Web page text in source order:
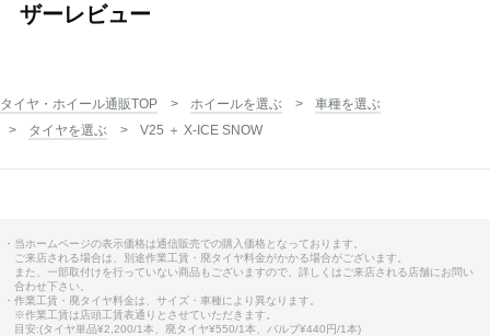
ザーレビュー
タイヤ・ホイール通販TOP ホイールを選ぶ
車種を選ぶ
タイヤを選ぶ
V25 ＋ X-ICE SNOW
・当ホームページの表示価格は通信販売での購入価格となっております。
ご来店される場合は、別途作業工賃・廃タイヤ料金がかかる場合がございます。
また、一部取付けを行っていない商品もございますので、詳しくはご来店される店舗にお問い
合わせ下さい。
・作業工賃・廃タイヤ料金は、サイズ・車種により異なります。
※作業工賃は店頭工賃表通りとさせていただきます。
目安:(タイヤ単品¥2,200/1本、廃タイヤ¥550/1本、バルブ¥440円/1本)